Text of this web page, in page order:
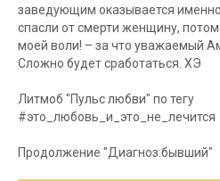
заведующим оказывается
спасли от смерти женщину,
моей воли! – за что уважаемый
Сложно будет сработаться. ХЭ
Литмоб "Пульс любви" по тегу
#это_любовь_и_это_не_лечится
Продолжение "Диагноз:бывший"